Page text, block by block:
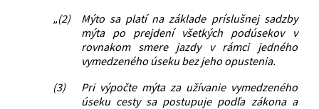
„(2)
Mýto sa platí na základe príslušnej sadzby
mýta po prejdení všetkých podúsekov v
rovnakom smere jazdy v rámci jedného
vymedzeného úseku bez jeho opustenia.
(3)
Pri výpočte mýta za užívanie vymedzeného
úseku cesty sa postupuje podľa zákona a